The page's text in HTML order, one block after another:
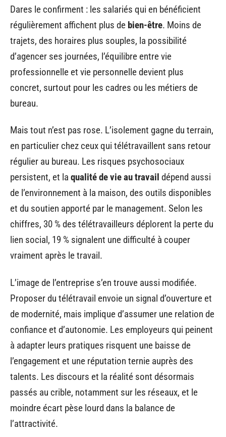
Dares le confirment : les salariés qui en bénéficient
régulièrement affichent plus de bien-être. Moins de
trajets, des horaires plus souples, la possibilité
d’agencer ses journées, l’équilibre entre vie
professionnelle et vie personnelle devient plus
concret, surtout pour les cadres ou les métiers de
bureau.
Mais tout n’est pas rose. L’isolement gagne du terrain,
en particulier chez ceux qui télétravaillent sans retour
régulier au bureau. Les risques psychosociaux
persistent, et la qualité de vie au travail dépend aussi
de l’environnement à la maison, des outils disponibles
et du soutien apporté par le management. Selon les
chiffres, 30 % des télétravailleurs déplorent la perte du
lien social, 19 % signalent une difficulté à couper
vraiment après le travail.
L’image de l’entreprise s’en trouve aussi modifiée.
Proposer du télétravail envoie un signal d’ouverture et
de modernité, mais implique d’assumer une relation de
confiance et d’autonomie. Les employeurs qui peinent
à adapter leurs pratiques risquent une baisse de
l’engagement et une réputation ternie auprès des
talents. Les discours et la réalité sont désormais
passés au crible, notamment sur les réseaux, et le
moindre écart pèse lourd dans la balance de
l’attractivité.